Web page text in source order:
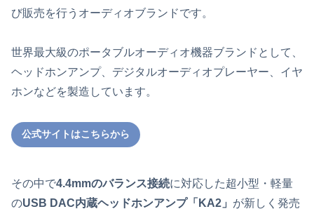
び販売を行うオーディオブランドです。
世界最大級のポータブルオーディオ機器ブランドとして、
ヘッドホンアンプ、デジタルオーディオプレーヤー、イヤ
ホンなどを製造しています。
公式サイトはこちらから
その中で4.4mmのバランス接続に対応した超小型・軽量
のUSB DAC内蔵ヘッドホンアンプ「KA2」 が新しく発売